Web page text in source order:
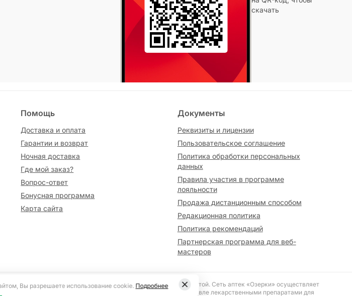
скачать
Помощь
Доставка и оплата
Гарантии и возврат
Ночная доставка
Где мой заказ?
Вопрос-ответ
Бонусная программа
Карта сайта
Документы
Реквизиты и лицензии
Пользовательское соглашение
Политика обработки персональных
данных
Правила участия в программе
лояльности
Продажа дистанционным способом
Редакционная политика
Политика рекомендаций
Партнерская программа для веб-
мастеров
ознакомительный характер и не является публичной офертой. Сеть аптек «Озерки» осуществляет
Российской Федерации от 17.03.2020 № 187 «О розничной торговле лекарственными препаратами для
Вы разрешаете использование cookie. Подробнее